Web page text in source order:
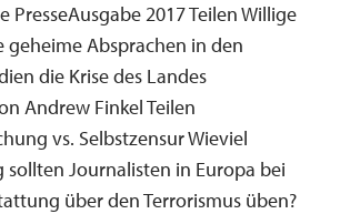
PresseAusgabe 2017 Teilen Willige
geheime Absprachen in den
die Krise des Landes
Andrew Finkel Teilen
vs. Selbstzensur Wieviel
Journalisten in Europa bei
über den Terrorismus üben?